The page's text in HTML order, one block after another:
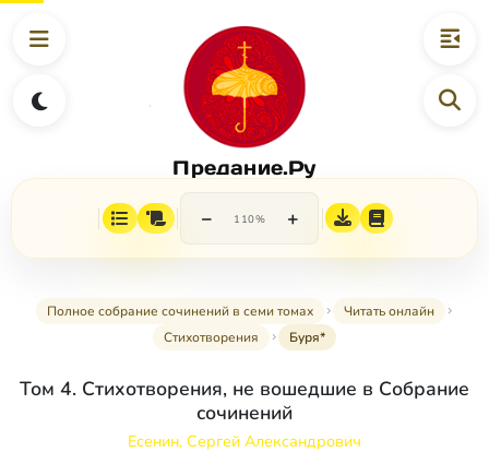
Предание.Ру
− 110% +
Полное собрание сочинений в семи томах
Читать онлайн
Стихотворения
Буря*
Том 4. Стихотворения, не вошедшие в Собрание
сочинений
Есенин, Сергей Александрович